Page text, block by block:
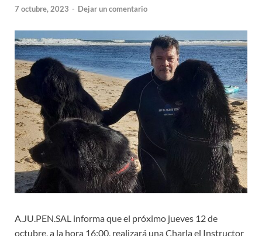
7 octubre, 2023 - Dejar un comentario
A.JU.PEN.SAL informa que el próximo jueves 12 de
octubre, a la hora 16:00, realizará una Charla el Instructor